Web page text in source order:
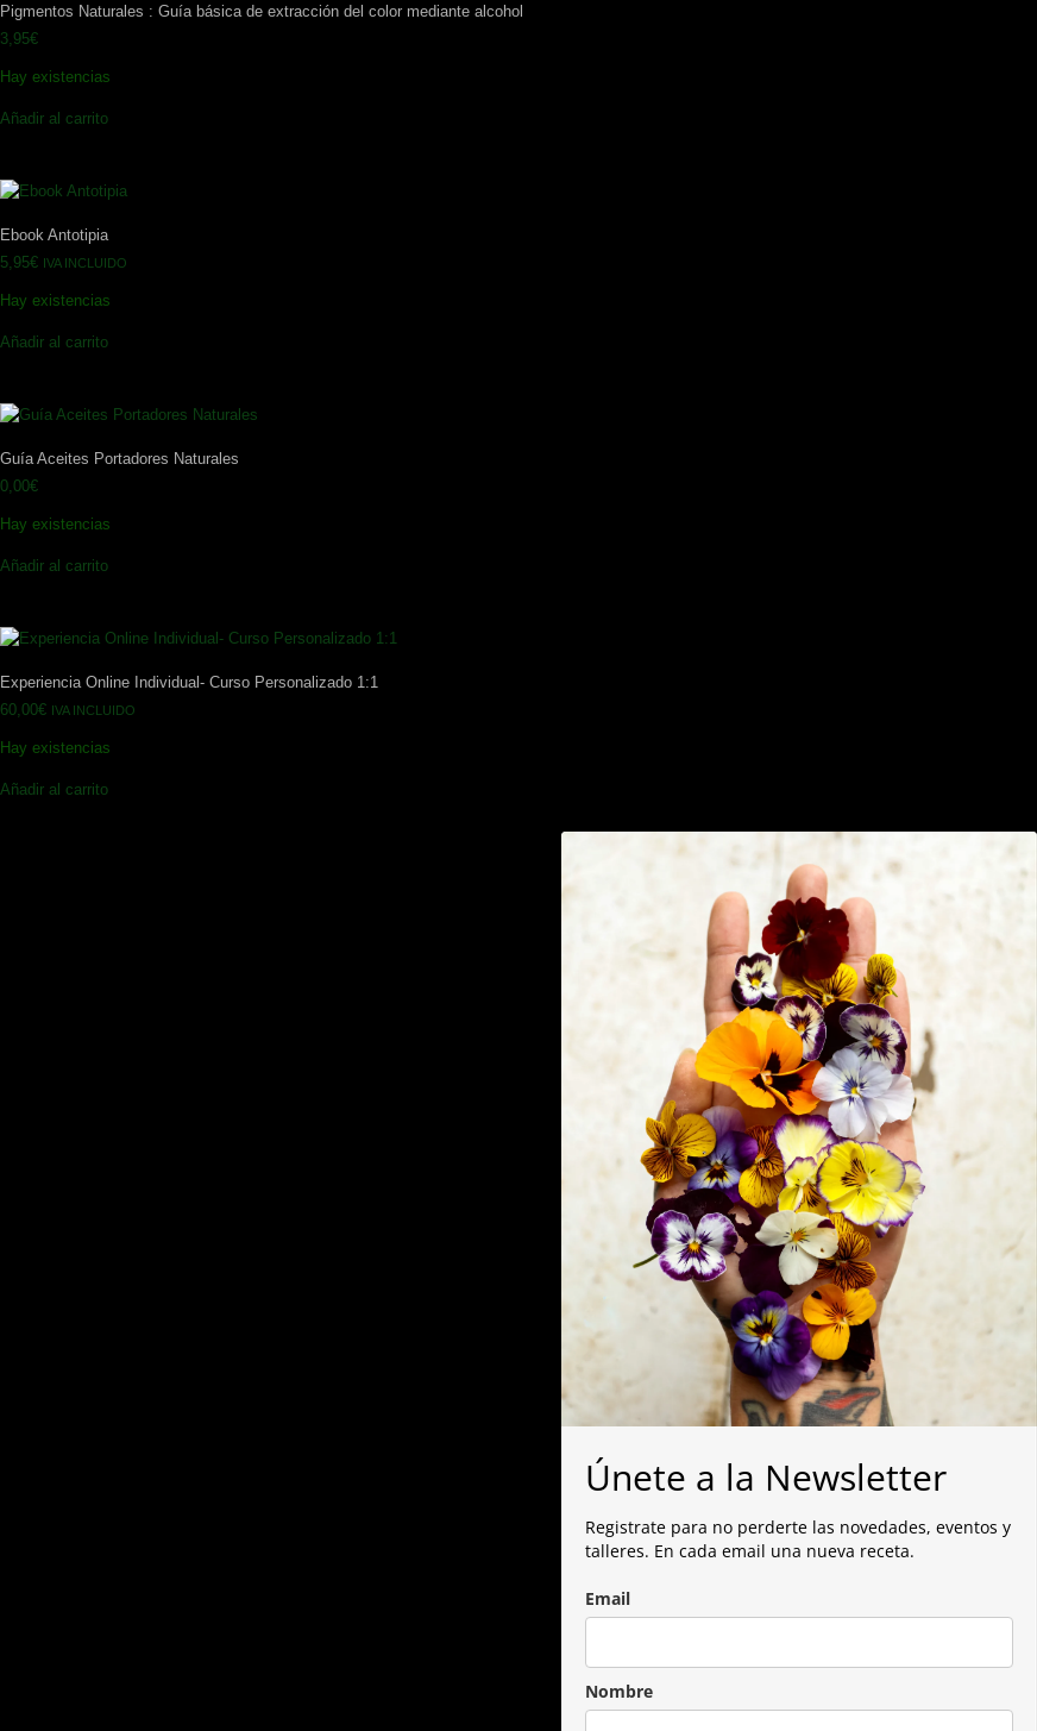
Pigmentos Naturales : Guía básica de extracción del color mediante alcohol
3,95€
Hay existencias
Añadir al carrito
Ebook Antotipia
5,95€ IVA INCLUIDO
Hay existencias
Añadir al carrito
Guía Aceites Portadores Naturales
0,00€
Hay existencias
Añadir al carrito
Experiencia Online Individual- Curso Personalizado 1:1
60,00€ IVA INCLUIDO
Hay existencias
Añadir al carrito
Únete a la Newsletter
Registrate para no perderte las novedades, eventos y
talleres. En cada email una nueva receta.
Email
Nombre